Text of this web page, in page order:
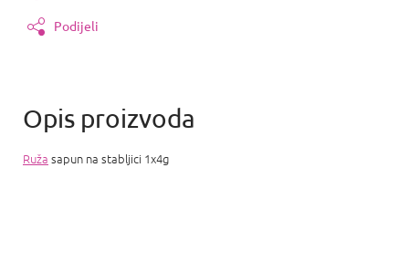
Podijeli
Ruža sapun na stabljici 1x4g